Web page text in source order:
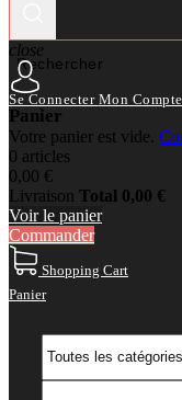
Rechercher
close
Se Connecter Mon Compte
Panier
Votre panier est vide.
0 articles
0,00 €
Livraison Total 0,00 €
Voir le panier
Commander
Shopping Cart
Panier